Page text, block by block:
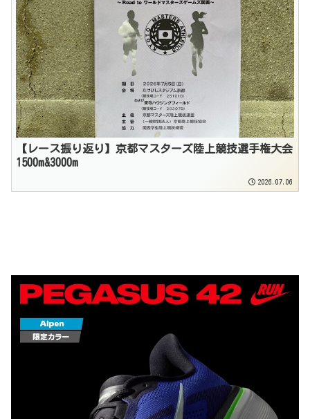
【レース振り返り】京都マスターズ陸上競技選手権大会
1500m&3000m
2026.07.06